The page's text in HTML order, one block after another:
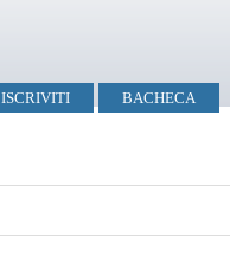
ISCRIVITI
BACHECA